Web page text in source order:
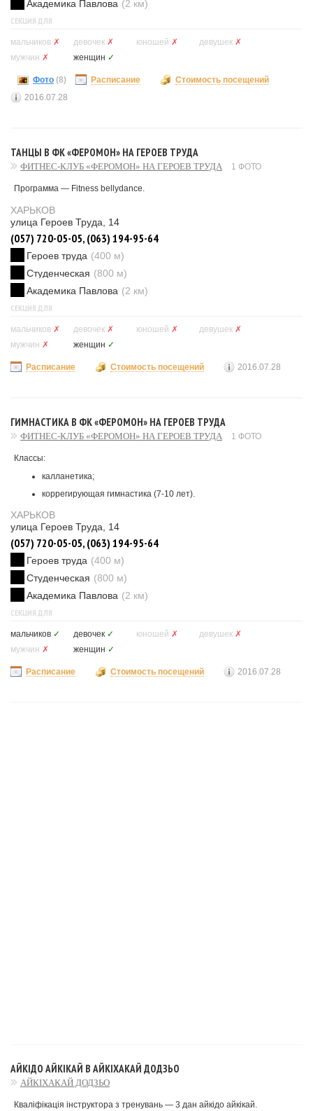
Академика Павлова (2 км)
СЕКЦИЯ ДЛЯ
мальчиков ✗ девочек ✗ юношей ✗ девушек ✗
мужчин ✗ женщин ✓
Фото (8) Расписание
Стоимость посещений
2016.07.28
ТАНЦЫ В ФК «ФЕРОМОН» НА ГЕРОЕВ ТРУДА
ФИТНЕС-КЛУБ «ФЕРОМОН» НА ГЕРОЕВ ТРУДА 1 ФОТО
Программа — Fitness bellydance.
ХАРЬКОВ
улица Героев Труда, 14
(057) 720-05-05, (063) 194-95-64
Героев труда (400 м)
Студенческая (800 м)
Академика Павлова (2 км)
СЕКЦИЯ ДЛЯ
мальчиков ✗ девочек ✗ юношей ✗ девушек ✗
мужчин ✗ женщин ✓
Расписание Стоимость посещений 2016.07.28
ГИМНАСТИКА В ФК «ФЕРОМОН» НА ГЕРОЕВ ТРУДА
ФИТНЕС-КЛУБ «ФЕРОМОН» НА ГЕРОЕВ ТРУДА 1 ФОТО
Классы:
калланетика;
коррегирующая гимнастика (7-10 лет).
ХАРЬКОВ
улица Героев Труда, 14
(057) 720-05-05, (063) 194-95-64
Героев труда (400 м)
Студенческая (800 м)
Академика Павлова (2 км)
СЕКЦИЯ ДЛЯ
мальчиков ✓ девочек ✓ юношей ✗ девушек ✗
мужчин ✗ женщин ✓
Расписание Стоимость посещений 2016.07.28
АЙКІДО АЙКІКАЙ В АЙКІХАКАЙ ДОДЗЬО
АЙКІХАКАЙ ДОДЗЬО
Кваліфікація інструктора з тренувань — 3 дан айкідо айкікай.